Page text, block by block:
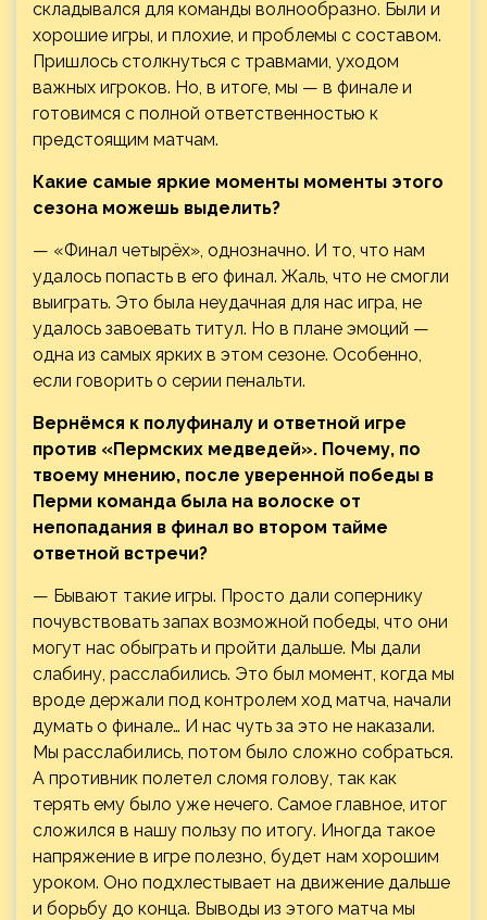
складывался для команды волнообразно. Были и
хорошие игры, и плохие, и проблемы с составом.
Пришлось столкнуться с травмами, уходом
важных игроков. Но, в итоге, мы — в финале и
готовимся с полной ответственностью к
предстоящим матчам.
Какие самые яркие моменты моменты этого
сезона можешь выделить?
— «Финал четырёх», однозначно. И то, что нам
удалось попасть в его финал. Жаль, что не смогли
выиграть. Это была неудачная для нас игра, не
удалось завоевать титул. Но в плане эмоций —
одна из самых ярких в этом сезоне. Особенно,
если говорить о серии пенальти.
Вернёмся к полуфиналу и ответной игре
против «Пермских медведей». Почему, по
твоему мнению, после уверенной победы в
Перми команда была на волоске от
непопадания в финал во втором тайме
ответной встречи?
— Бывают такие игры. Просто дали сопернику
почувствовать запах возможной победы, что они
могут нас обыграть и пройти дальше. Мы дали
слабину, расслабились. Это был момент, когда мы
вроде держали под контролем ход матча, начали
думать о финале… И нас чуть за это не наказали.
Мы расслабились, потом было сложно собраться.
А противник полетел сломя голову, так как
терять ему было уже нечего. Самое главное, итог
сложился в нашу пользу по итогу. Иногда такое
напряжение в игре полезно, будет нам хорошим
уроком. Оно подхлестывает на движение дальше
и борьбу до конца. Выводы из этого матча мы